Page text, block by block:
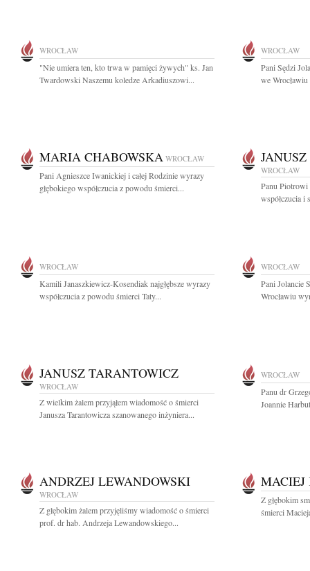
WROCŁAW
"Nie umiera ten, kto trwa w pamięci żywych" ks. Jan
Twardowski Naszemu koledze Arkadiuszowi...
WROCŁAW
Pani Sędzi
we
MARIA CHABOWSKA WROCŁAW
Pani Agnieszce Iwanickiej i całej Rodzinie wyrazy
głębokiego współczucia z powodu śmierci...
WROCŁAW
Panu Piotrowi
współczucia i
WROCŁAW
Kamili Janaszkiewicz-Kosendiak najgłębsze wyrazy
współczucia z powodu śmierci Taty...
WROCŁAW
Pani Jolancie
Wrocławiu
JANUSZ TARANTOWICZ
WROCŁAW
Z wielkim żalem przyjąłem wiadomość o śmierci
Janusza Tarantowicza szanowanego inżyniera...
WROCŁAW
Panu dr
Joannie
ANDRZEJ LEWANDOWSKI
WROCŁAW
Z głębokim żalem przyjęliśmy wiadomość o śmierci
prof. dr hab. Andrzeja Lewandowskiego...
MACIEJ
Z głębokim
śmierci